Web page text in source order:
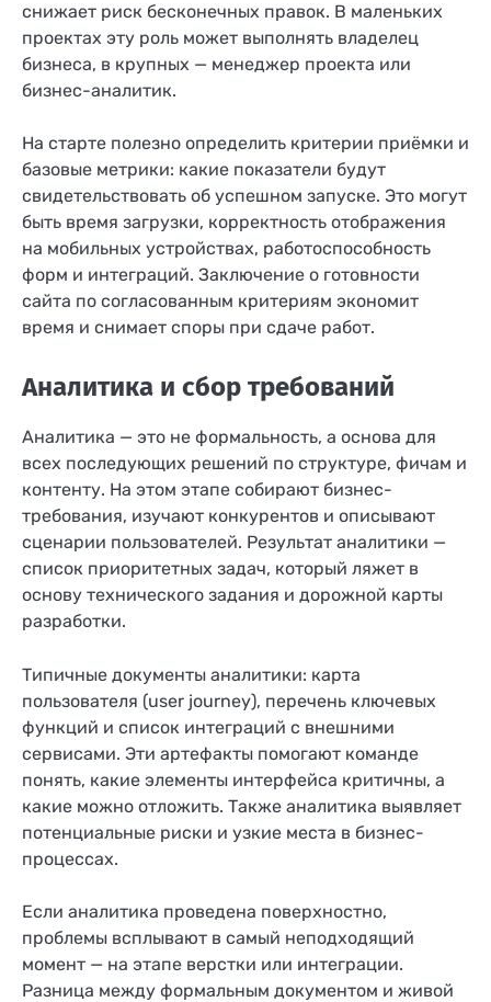
снижает риск бесконечных правок. В маленьких
проектах эту роль может выполнять владелец
бизнеса, в крупных — менеджер проекта или
бизнес-аналитик.
На старте полезно определить критерии приёмки и
базовые метрики: какие показатели будут
свидетельствовать об успешном запуске. Это могут
быть время загрузки, корректность отображения
на мобильных устройствах, работоспособность
форм и интеграций. Заключение о готовности
сайта по согласованным критериям экономит
время и снимает споры при сдаче работ.
Аналитика и сбор требований
Аналитика — это не формальность, а основа для
всех последующих решений по структуре, фичам и
контенту. На этом этапе собирают бизнес-
требования, изучают конкурентов и описывают
сценарии пользователей. Результат аналитики —
список приоритетных задач, который ляжет в
основу технического задания и дорожной карты
разработки.
Типичные документы аналитики: карта
пользователя (user journey), перечень ключевых
функций и список интеграций с внешними
сервисами. Эти артефакты помогают команде
понять, какие элементы интерфейса критичны, а
какие можно отложить. Также аналитика выявляет
потенциальные риски и узкие места в бизнес-
процессах.
Если аналитика проведена поверхностно,
проблемы всплывают в самый неподходящий
момент — на этапе верстки или интеграции.
Разница между формальным документом и живой